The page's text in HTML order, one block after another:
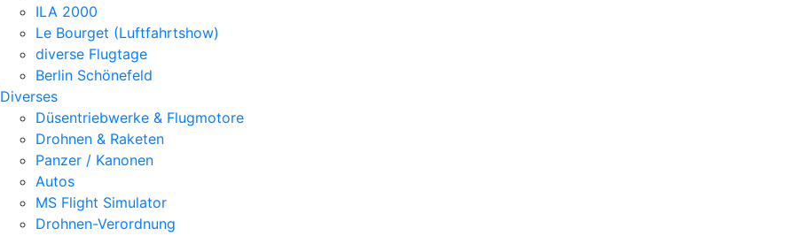
ILA 2000
Le Bourget (Luftfahrtshow)
diverse Flugtage
Berlin Schönefeld
Diverses
Düsentriebwerke & Flugmotore
Drohnen & Raketen
Panzer / Kanonen
Autos
MS Flight Simulator
Drohnen-Verordnung